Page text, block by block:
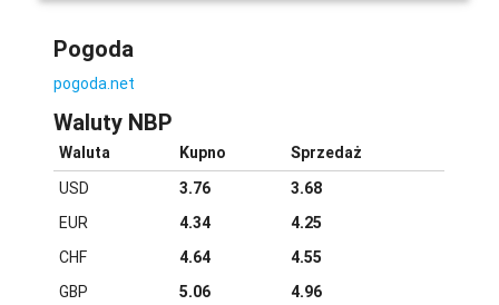
Dramat w Rylowej. Nie żyje operator maszyny, która wpadła do wyrobiska
Pogoda
pogoda.net
Waluty NBP
Waluta Kupno
Sprzedaż
USD
3.76
3.68
EUR
4.34
4.25
CHF
4.64
4.55
GBP
5.06 4.96